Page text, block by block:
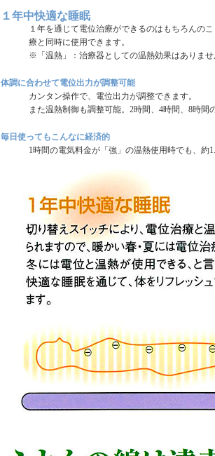
１年中快適な睡眠
１年を通じて電位治療ができるのはもちろんの
療と同時に使用できます。
※「温熱」：治療器としての温熱効果はありませ
体調に合わせて電位出力が調整可能
カンタン操作で、電位出力が調整できます。
また温熱制御も調整可能。2時間、4時間、8時間
毎日使ってもこんなに経済的
1時間の電気料金が「強」の温熱使用時でも、約